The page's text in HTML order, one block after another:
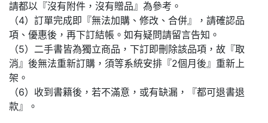
請都以『沒有附件，沒有贈品』為參考。
（4）訂單完成即『無法加購、修改、合併』，請確認品
項、優惠後，再下訂結帳。如有疑問請留言告知。
（5）二手書皆為獨立商品，下訂即刪除該品項，故『取
消』後無法重新訂購，須等系統安排『2個月後』重新上
架。
（6）收到書籍後，若不滿意，或有缺漏，『都可退書退
款』。